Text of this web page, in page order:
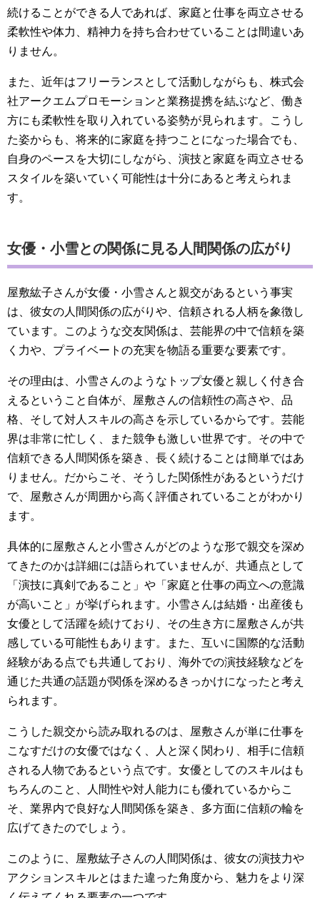
続けることができる人であれば、家庭と仕事を両立させる
柔軟性や体力、精神力を持ち合わせていることは間違いあ
りません。
また、近年はフリーランスとして活動しながらも、株式会
社アークエムプロモーションと業務提携を結ぶなど、働き
方にも柔軟性を取り入れている姿勢が見られます。こうし
た姿からも、将来的に家庭を持つことになった場合でも、
自身のペースを大切にしながら、演技と家庭を両立させる
スタイルを築いていく可能性は十分にあると考えられま
す。
女優・小雪との関係に見る人間関係の広がり
屋敷紘子さんが女優・小雪さんと親交があるという事実
は、彼女の人間関係の広がりや、信頼される人柄を象徴し
ています。このような交友関係は、芸能界の中で信頼を築
く力や、プライベートの充実を物語る重要な要素です。
その理由は、小雪さんのようなトップ女優と親しく付き合
えるということ自体が、屋敷さんの信頼性の高さや、品
格、そして対人スキルの高さを示しているからです。芸能
界は非常に忙しく、また競争も激しい世界です。その中で
信頼できる人間関係を築き、長く続けることは簡単ではあ
りません。だからこそ、そうした関係性があるというだけ
で、屋敷さんが周囲から高く評価されていることがわかり
ます。
具体的に屋敷さんと小雪さんがどのような形で親交を深め
てきたのかは詳細には語られていませんが、共通点として
「演技に真剣であること」や「家庭と仕事の両立への意識
が高いこと」が挙げられます。小雪さんは結婚・出産後も
女優として活躍を続けており、その生き方に屋敷さんが共
感している可能性もあります。また、互いに国際的な活動
経験がある点でも共通しており、海外での演技経験などを
通じた共通の話題が関係を深めるきっかけになったと考え
られます。
こうした親交から読み取れるのは、屋敷さんが単に仕事を
こなすだけの女優ではなく、人と深く関わり、相手に信頼
される人物であるという点です。女優としてのスキルはも
ちろんのこと、人間性や対人能力にも優れているからこ
そ、業界内で良好な人間関係を築き、多方面に信頼の輪を
広げてきたのでしょう。
このように、屋敷紘子さんの人間関係は、彼女の演技力や
アクションスキルとはまた違った角度から、魅力をより深